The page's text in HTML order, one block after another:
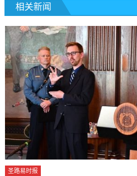
相关新闻
圣路易时报